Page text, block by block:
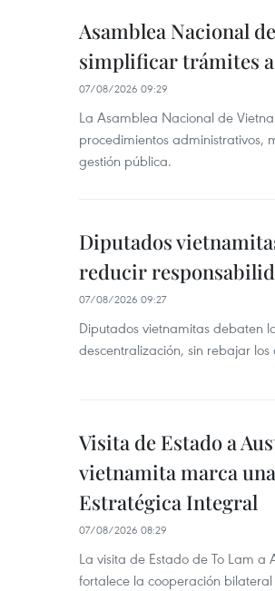
Asamblea Nacional
simplificar trámites
07/08/2026 09:29
La Asamblea Nacional de
procedimientos administrativos,
gestión pública.
Diputados
reducir
07/08/2026 09:27
Diputados vietnamitas debaten
descentralización, sin rebajar
Visita de Estado a
vietnamita marca
Estratégica Integral
07/08/2026 08:29
La visita de Estado de To Lam
fortalece la cooperación